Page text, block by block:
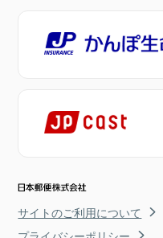
サイトのご利用について